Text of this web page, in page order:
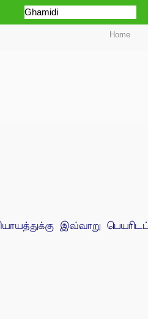
Home
இவ்வாறு